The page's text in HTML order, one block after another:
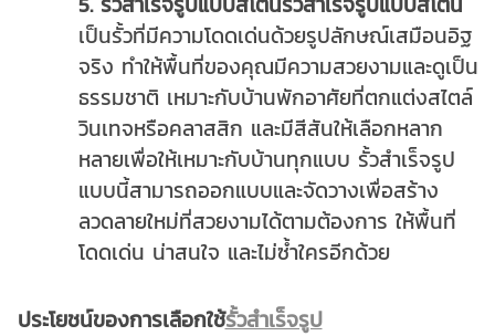
เป็นรั้วที่มีความโดดเด่นด้วยรูปลักษณ์เสมือนอิฐ
จริง ทำให้พื้นที่ของคุณมีความสวยงามและดูเป็น
ธรรมชาติ เหมาะกับบ้านพักอาศัยที่ตกแต่งสไตล์
วินเทจหรือคลาสสิก และมีสีสันให้เลือกหลาก
หลายเพื่อให้เหมาะกับบ้านทุกแบบ รั้วสำเร็จรูป
แบบนี้สามารถออกแบบและจัดวางเพื่อสร้าง
ลวดลายใหม่ที่สวยงามได้ตามต้องการ ให้พื้นที่
โดดเด่น น่าสนใจ และไม่ซ้ำใครอีกด้วย
ประโยชน์ของการเลือกใช้รั้วสำเร็จรูป